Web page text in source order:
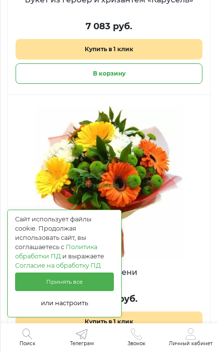
7 083 руб.
Купить в 1 клик
В корзину
Краски осени
от 5 061 руб.
Купить в 1 клик
В корзину
Поиск Телеграм Звонок Личный кабинет
Сайт использует файлы
cookie. Продолжая
использовать сайт, вы
соглашаетесь с Политика
обработки ПД и выражаете
Согласие на обработку ПД
Принять все
или настроить